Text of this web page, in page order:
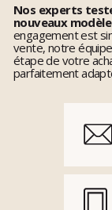
Nos experts
nouveaux
engagement est
vente, notre
étape de votre
parfaitement